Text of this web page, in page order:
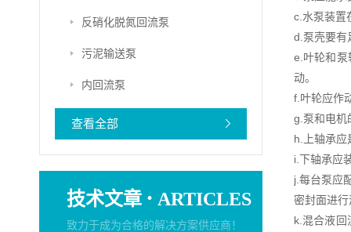
反硝化脱氮回流泵
污泥输送泵
内回流泵
查看全部
技术文章 · ARTICLES
致力于成为合格的解决方案供应商！
c.水泵装置
d.泵壳要有
e.叶轮和泵
动。
f.叶轮应作
g.泵和电机
h.上轴承应
i.下轴承应
j.每台泵应
密封面进
k.混合液回